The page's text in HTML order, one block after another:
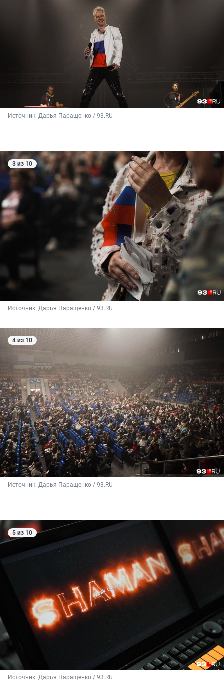
Источник: Дарья Паращенко / 93.RU
3 из 10
Источник: Дарья Паращенко / 93.RU
4 из 10
Источник: Дарья Паращенко / 93.RU
5 из 10
Источник: Дарья Паращенко / 93.RU